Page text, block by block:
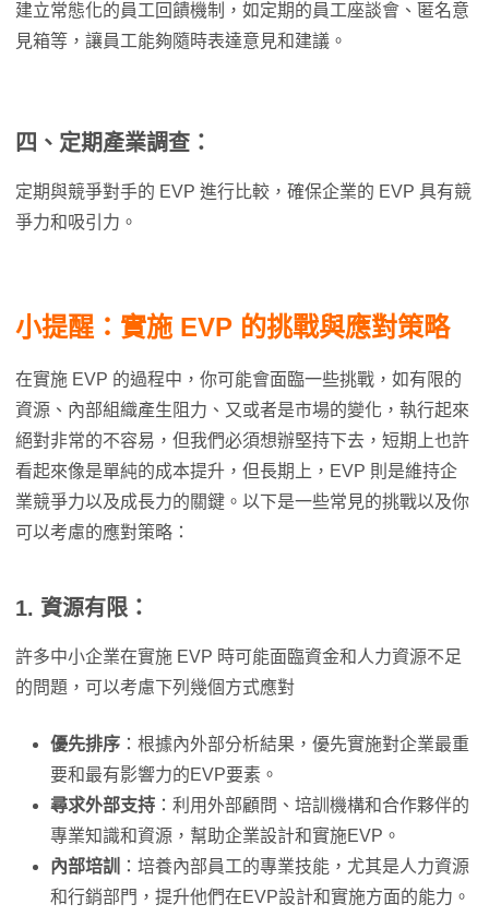
建立常態化的員工回饋機制，如定期的員工座談會、匿名意
見箱等，讓員工能夠隨時表達意見和建議。
四、 定期產業調查 ：
定期與競爭對手的 EVP 進行比較，確保企業的 EVP 具有競
爭力和吸引力。
小提醒：實施 EVP 的挑戰與應對策略
在實施 EVP 的過程中，你可能會面臨一些挑戰，如有限的
資源、內部組織產生阻力、又或者是市場的變化，執行起來
絕對非常的不容易，但我們必須想辦堅持下去，短期上也許
看起來像是單純的成本提升，但長期上，EVP 則是維持企
業競爭力以及成長力的關鍵。以下是一些常見的挑戰以及你
可以考慮的應對策略：
1. 資源有限 ：
許多中小企業在實施 EVP 時可能面臨資金和人力資源不足
的問題，可以考慮下列幾個方式應對
優先排序 ：根據內外部分析結果，優先實施對企業最重
要和最有影響力的EVP要素。
尋求外部支持 ：利用外部顧問、培訓機構和合作夥伴的
專業知識和資源，幫助企業設計和實施EVP。
內部培訓
：培養內部員工的專業技能，尤其是人力資源
和行銷部門，提升他們在EVP設計和實施方面的能力。